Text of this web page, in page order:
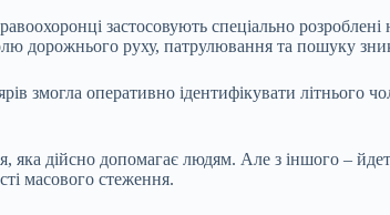
застосовують спеціально
дорожнього руху, патрулювання та пошуку
змогла оперативно ідентифікувати літнього
яка дійсно допомагає людям. Але з іншого –
масового стеження.